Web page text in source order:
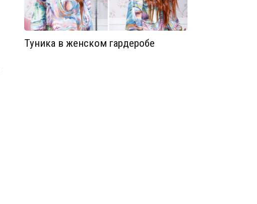
Туника в женском гардеробе